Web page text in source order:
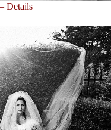
Details